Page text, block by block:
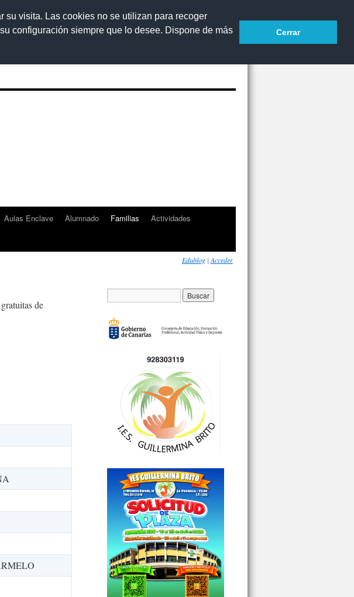
su visita. Las cookies no se utilizan para recoger
configuración siempre que lo desee. Dispone de más
Cerrar
Accesibilidad
Aulas Enclave Alumnado Familias
Actividades
Edublog | Acceder
de